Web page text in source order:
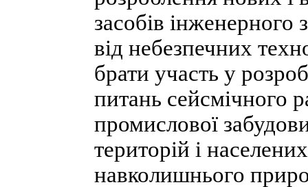
засобів інженерного
від небезпечних
брати участь у
питань сейсмічного
промислової
територій і
навколишнього